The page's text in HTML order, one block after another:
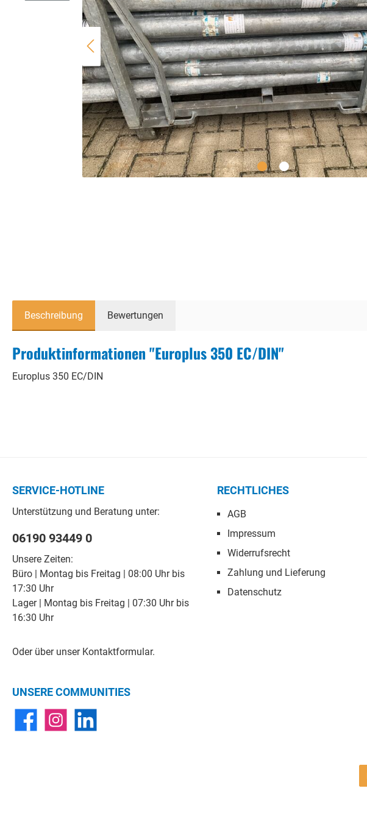
Beschreibung Bewertungen
Produktinformationen "Europlus 350 EC/DIN"
Europlus 350 EC/DIN
SERVICE-HOTLINE
Unterstützung und Beratung unter:
06190 93449 0
Unsere Zeiten:
Büro | Montag bis Freitag | 08:00 Uhr bis
17:30 Uhr
Lager | Montag bis Freitag | 07:30 Uhr bis
16:30 Uhr
Oder über unser Kontaktformular.
RECHTLICHES
AGB
Impressum
Widerrufsrecht
Zahlung und Lieferung
Datenschutz
UNSERE COMMUNITIES